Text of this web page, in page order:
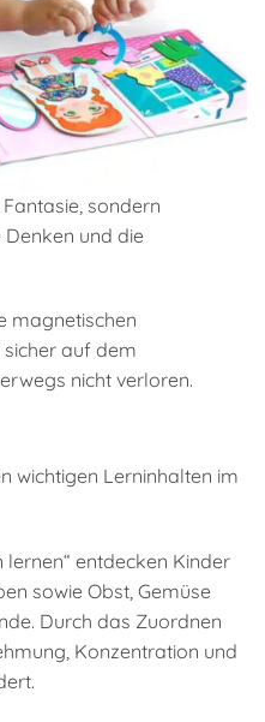
sondern
und die
magnetischen
auf dem
nicht verloren.
wichtigen Lerninhalten im
entdecken Kinder
sowie Obst, Gemüse
Durch das Zuordnen
Konzentration und